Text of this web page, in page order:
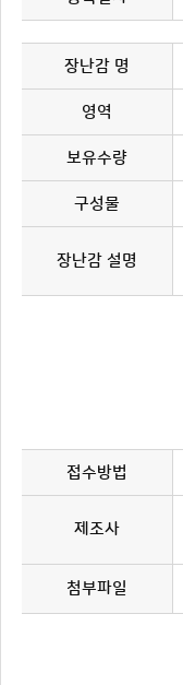
장난감 명
영역
보유수량
구성물
장난감 설명
접수방법
제조사
첨부파일